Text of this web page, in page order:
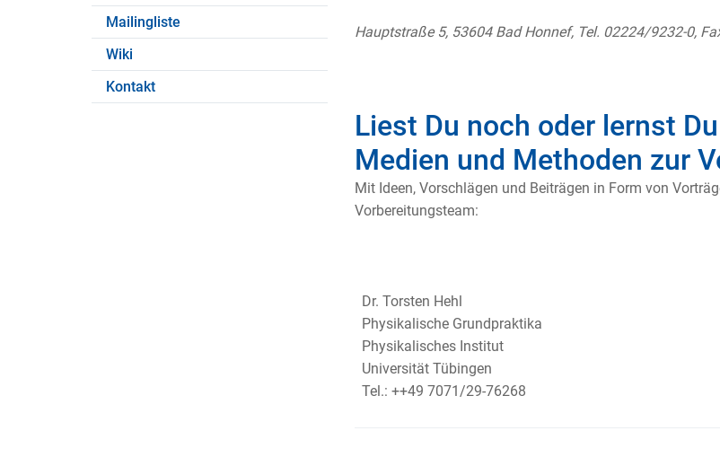
Mailingliste
Wiki
Kontakt
Hauptstraße 5, 53604 Bad Honnef, Tel. 02224/9232-0,
Liest Du noch oder lernst
Medien und Methoden zur
Mit Ideen, Vorschlägen und Beiträgen in Form von
Vorbereitungsteam:
Dr. Torsten Hehl
Physikalische Grundpraktika
Physikalisches Institut
Universität Tübingen
Tel.: ++49 7071/29-76268